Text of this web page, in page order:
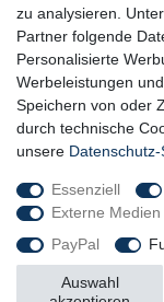
Bestellung
AGB
Impressum
Newsletter
Newsletter-
zu analysieren.
Partner folgende
Personalisierte
Werbeleistungen
Speichern von oder
durch technische
unsere Datenschutz-
Essenziell
Externe Medien
PayPal
Auswahl